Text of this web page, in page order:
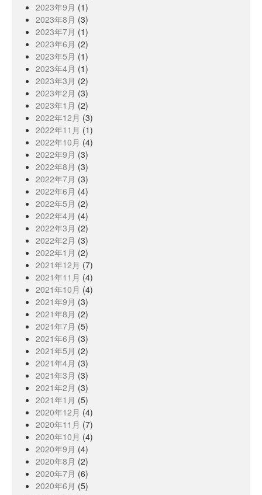
2023年9月 (1)
2023年8月 (3)
2023年7月 (1)
2023年6月 (2)
2023年5月 (1)
2023年4月 (1)
2023年3月 (2)
2023年2月 (3)
2023年1月 (2)
2022年12月 (3)
2022年11月 (1)
2022年10月 (4)
2022年9月 (3)
2022年8月 (3)
2022年7月 (3)
2022年6月 (4)
2022年5月 (2)
2022年4月 (4)
2022年3月 (2)
2022年2月 (3)
2022年1月 (2)
2021年12月 (7)
2021年11月 (4)
2021年10月 (4)
2021年9月 (3)
2021年8月 (2)
2021年7月 (5)
2021年6月 (3)
2021年5月 (2)
2021年4月 (3)
2021年3月 (3)
2021年2月 (3)
2021年1月 (5)
2020年12月 (4)
2020年11月 (7)
2020年10月 (4)
2020年9月 (4)
2020年8月 (2)
2020年7月 (6)
2020年6月 (5)